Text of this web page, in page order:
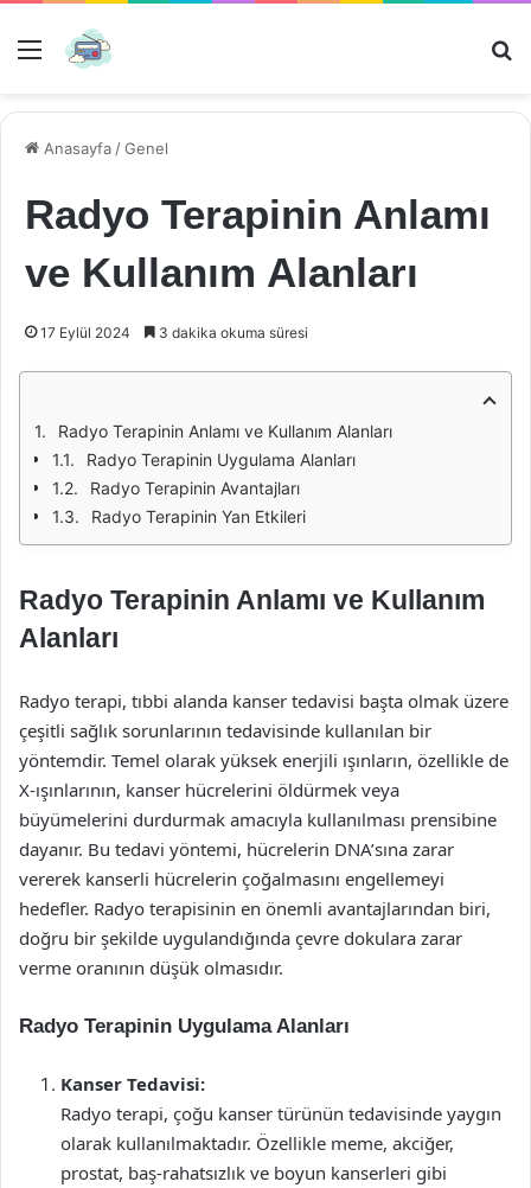
Menü
Anasayfa /Genel
Radyo Terapinin Anlamı
ve Kullanım Alanları
17 Eylül 2024 3 dakika okuma süresi
Radyo Terapinin Anlamı ve Kullanım Alanları
Radyo Terapinin Uygulama Alanları
Radyo Terapinin Avantajları
Radyo Terapinin Yan Etkileri
Radyo Terapinin Anlamı ve Kullanım
Alanları
Radyo terapi, tıbbi alanda kanser tedavisi başta olmak üzere
çeşitli sağlık sorunlarının tedavisinde kullanılan bir
yöntemdir. Temel olarak yüksek enerjili ışınların, özellikle de
X-ışınlarının, kanser hücrelerini öldürmek veya
büyümelerini durdurmak amacıyla kullanılması prensibine
dayanır. Bu tedavi yöntemi, hücrelerin DNA’sına zarar
vererek kanserli hücrelerin çoğalmasını engellemeyi
hedefler. Radyo terapisinin en önemli avantajlarından biri,
doğru bir şekilde uygulandığında çevre dokulara zarar
verme oranının düşük olmasıdır.
Radyo Terapinin Uygulama Alanları
Kanser Tedavisi:
Radyo terapi, çoğu kanser türünün tedavisinde yaygın
olarak kullanılmaktadır. Özellikle meme, akciğer,
prostat, baş-rahatsızlık ve boyun kanserleri gibi